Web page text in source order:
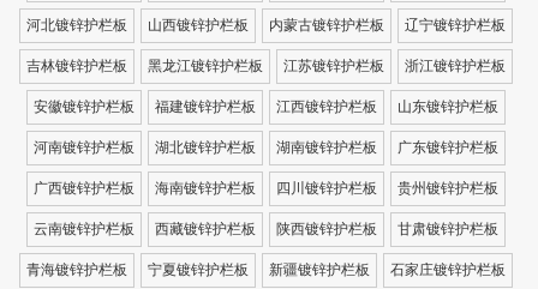
河北镀锌护栏板 山西镀锌护栏板 内蒙古镀锌护栏板 辽宁镀锌护栏板
吉林镀锌护栏板 黑龙江镀锌护栏板 江苏镀锌护栏板 浙江镀锌护栏板
安徽镀锌护栏板 福建镀锌护栏板 江西镀锌护栏板 山东镀锌护栏板
河南镀锌护栏板 湖北镀锌护栏板 湖南镀锌护栏板 广东镀锌护栏板
广西镀锌护栏板 海南镀锌护栏板 四川镀锌护栏板 贵州镀锌护栏板
云南镀锌护栏板 西藏镀锌护栏板 陕西镀锌护栏板 甘肃镀锌护栏板
青海镀锌护栏板 宁夏镀锌护栏板 新疆镀锌护栏板 石家庄镀锌护栏板